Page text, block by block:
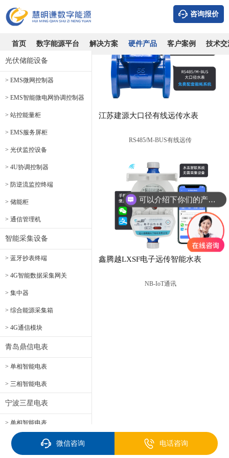
咨询报价
首页 数字能源平台 解决方案 硬件产品 客户案例 技术交
光伏储能设备
> EMS微网控制器
> EMS智能微电网协调控制器
> 站控能量柜
> EMS服务屏柜
> 光伏监控设备
> 4U协调控制器
> 防逆流监控终端
> 储能柜
> 通信管理机
智能采集设备
> 蓝牙抄表终端
> 4G智能数据采集网关
> 集中器
> 综合能源采集箱
> 4G通信模块
青岛鼎信电表
> 单相智能电表
> 三相智能电表
宁波三星电表
> 单相智能电表
> 三相智能电表
江苏建源大口径有线远传水表
RS485/M-BUS有线远传
鑫腾越LXSF电子远传智能水表
NB-IoT通讯
微信咨询 电话咨询
可以介绍下你们的产品么